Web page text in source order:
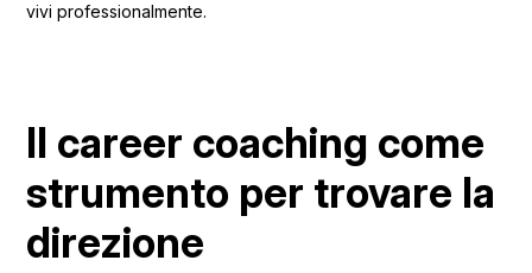
vivi professionalmente.
Il career coaching come
strumento per trovare la
direzione